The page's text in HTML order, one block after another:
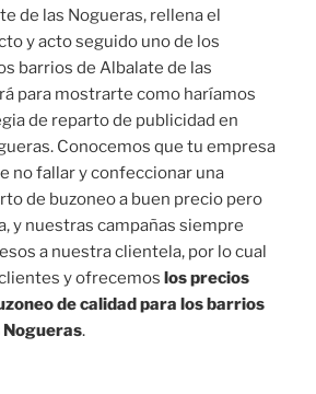
de las Nogueras, rellena el
y acto seguido uno de los
barrios de Albalate de las
para mostrarte como haríamos
de reparto de publicidad en
Conocemos que tu empresa
no fallar y confeccionar una
de buzoneo a buen precio pero
y nuestras campañas siempre
a nuestra clientela, por lo cual
y ofrecemos los precios
de calidad para los barrios
Nogueras.